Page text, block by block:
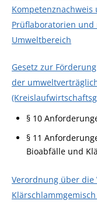
Prüflaboratorien und
Umweltbereich
Gesetz zur
der
§ 10
§ 11
Bioabfälle und
Verordnung über die